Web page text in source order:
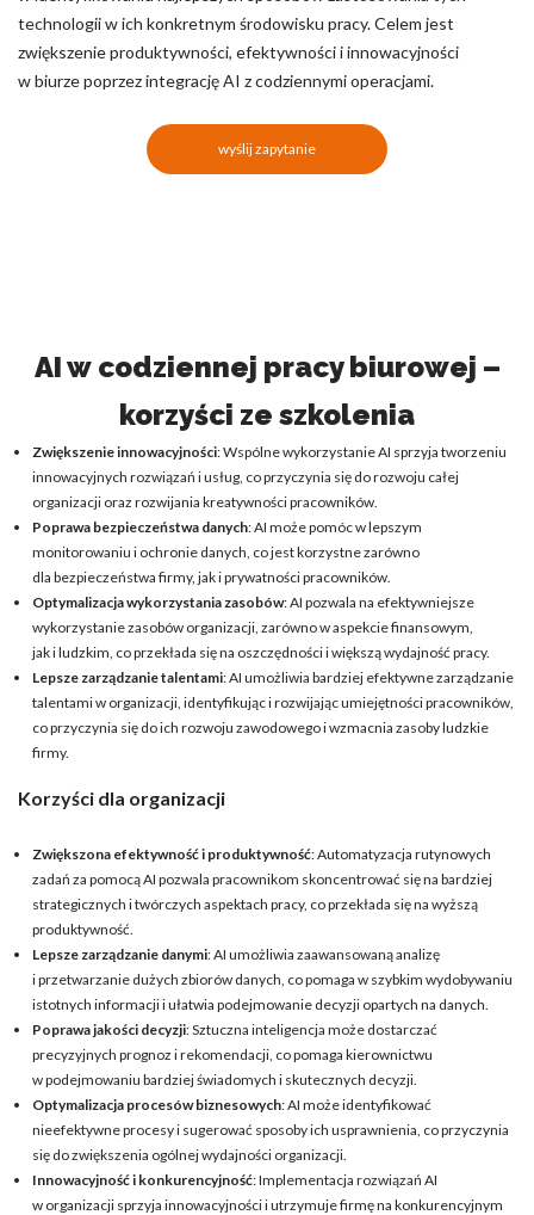
technologii w ich konkretnym środowisku pracy. Celem jest
zwiększenie produktywności, efektywności i innowacyjności
w biurze poprzez integrację AI z codziennymi operacjami.
wyślij zapytanie
AI w codziennej pracy biurowej –
korzyści ze szkolenia
Zwiększenie innowacyjności: Wspólne wykorzystanie AI sprzyja tworzeniu
innowacyjnych rozwiązań i usług, co przyczynia się do rozwoju całej
organizacji oraz rozwijania kreatywności pracowników.
Poprawa bezpieczeństwa danych: AI może pomóc w lepszym
monitorowaniu i ochronie danych, co jest korzystne zarówno
dla bezpieczeństwa firmy, jak i prywatności pracowników.
Optymalizacja wykorzystania zasobów: AI pozwala na efektywniejsze
wykorzystanie zasobów organizacji, zarówno w aspekcie finansowym,
jak i ludzkim, co przekłada się na oszczędności i większą wydajność pracy.
Lepsze zarządzanie talentami: AI umożliwia bardziej efektywne zarządzanie
talentami w organizacji, identyfikując i rozwijając umiejętności pracowników,
co przyczynia się do ich rozwoju zawodowego i wzmacnia zasoby ludzkie
firmy.
Korzyści dla organizacji
Zwiększona efektywność i produktywność: Automatyzacja rutynowych
zadań za pomocą AI pozwala pracownikom skoncentrować się na bardziej
strategicznych i twórczych aspektach pracy, co przekłada się na wyższą
produktywność.
Lepsze zarządzanie danymi: AI umożliwia zaawansowaną analizę
i przetwarzanie dużych zbiorów danych, co pomaga w szybkim wydobywaniu
istotnych informacji i ułatwia podejmowanie decyzji opartych na danych.
Poprawa jakości decyzji: Sztuczna inteligencja może dostarczać
precyzyjnych prognoz i rekomendacji, co pomaga kierownictwu
w podejmowaniu bardziej świadomych i skutecznych decyzji.
Optymalizacja procesów biznesowych: AI może identyfikować
nieefektywne procesy i sugerować sposoby ich usprawnienia, co przyczynia
się do zwiększenia ogólnej wydajności organizacji.
Innowacyjność i konkurencyjność: Implementacja rozwiązań AI
w organizacji sprzyja innowacyjności i utrzymuje firmę na konkurencyjnym